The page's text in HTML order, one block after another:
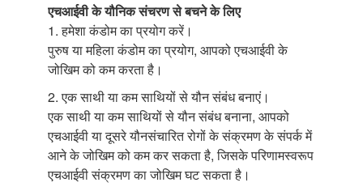
एचआईवी के यौनिक संचरण से बचने के लिए
1. हमेशा कंडोम का प्रयोग करें।
पुरुष या महिला कंडोम का प्रयोग, आपको एचआईवी के
जोखिम को कम करता है।
2. एक साथी या कम साथियों से यौन संबंध बनाएं।
एक साथी या कम साथियों से यौन संबंध बनाना, आपको
एचआईवी या दूसरे यौनसंचारित रोगों के संक्रमण के संपर्क में
आने के जोखिम को कम कर सकता है, जिसके परिणामस्वरूप
एचआईवी संक्रमण का जोखिम घट सकता है।